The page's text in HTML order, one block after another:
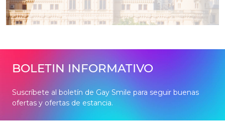
BOLETIN INFORMATIVO
Suscríbete al boletín de Gay Smile para seguir buenas
ofertas y ofertas de estancia.